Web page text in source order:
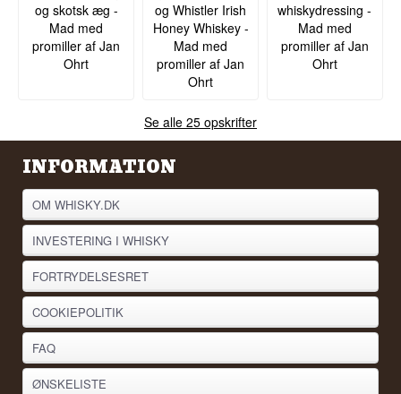
og skotsk æg -
Mad med
promiller af Jan
Ohrt
og Whistler Irish
Honey Whiskey -
Mad med
promiller af Jan
Ohrt
whiskydressing -
Mad med
promiller af Jan
Ohrt
Se alle 25 opskrifter
INFORMATION
OM WHISKY.DK
INVESTERING I WHISKY
FORTRYDELSESRET
COOKIEPOLITIK
FAQ
ØNSKELISTE